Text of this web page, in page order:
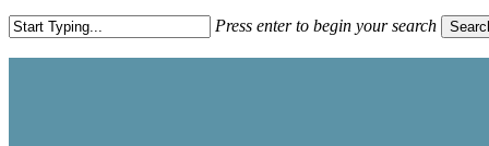
Press enter to begin your search